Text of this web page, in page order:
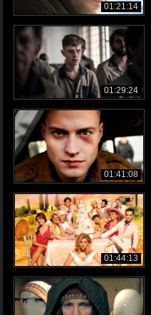
01:21:14
01:29:24
01:41:08
01:44:13